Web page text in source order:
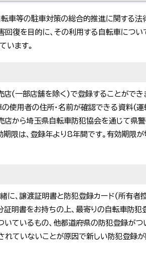
車等の駐車対策の総合的推進に関する
復を目的に、その利用する自転車につい
います。
店(一部店舗を除く)で登録することがで
使用者の住所・名前が確認できる資料(
店から埼玉県自転車防犯協会を通じて県
期限は、登録年より8年間です。有効期限
、譲渡証明書と防犯登録カード(所有者
証明書をお持ちの上、最寄りの自転車防
ているもの、他都道府県の防犯登録が
れていないことが原因で新しい防犯登録